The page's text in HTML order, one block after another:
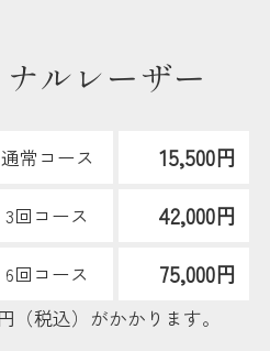
ルレーザー
通常コース 15,500円
3回コース 42,000円
6回コース 75,000円
税込）がかかります。